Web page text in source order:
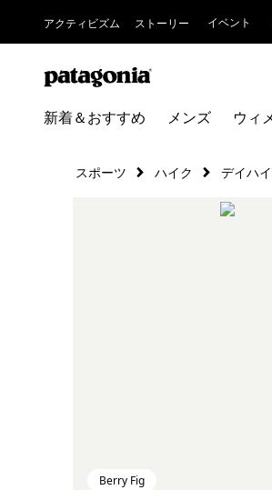
アクティビズム ストーリー イベント
新着＆おすすめ メンズ ウィ
スポーツ ハイク デイハ
Berry Fig